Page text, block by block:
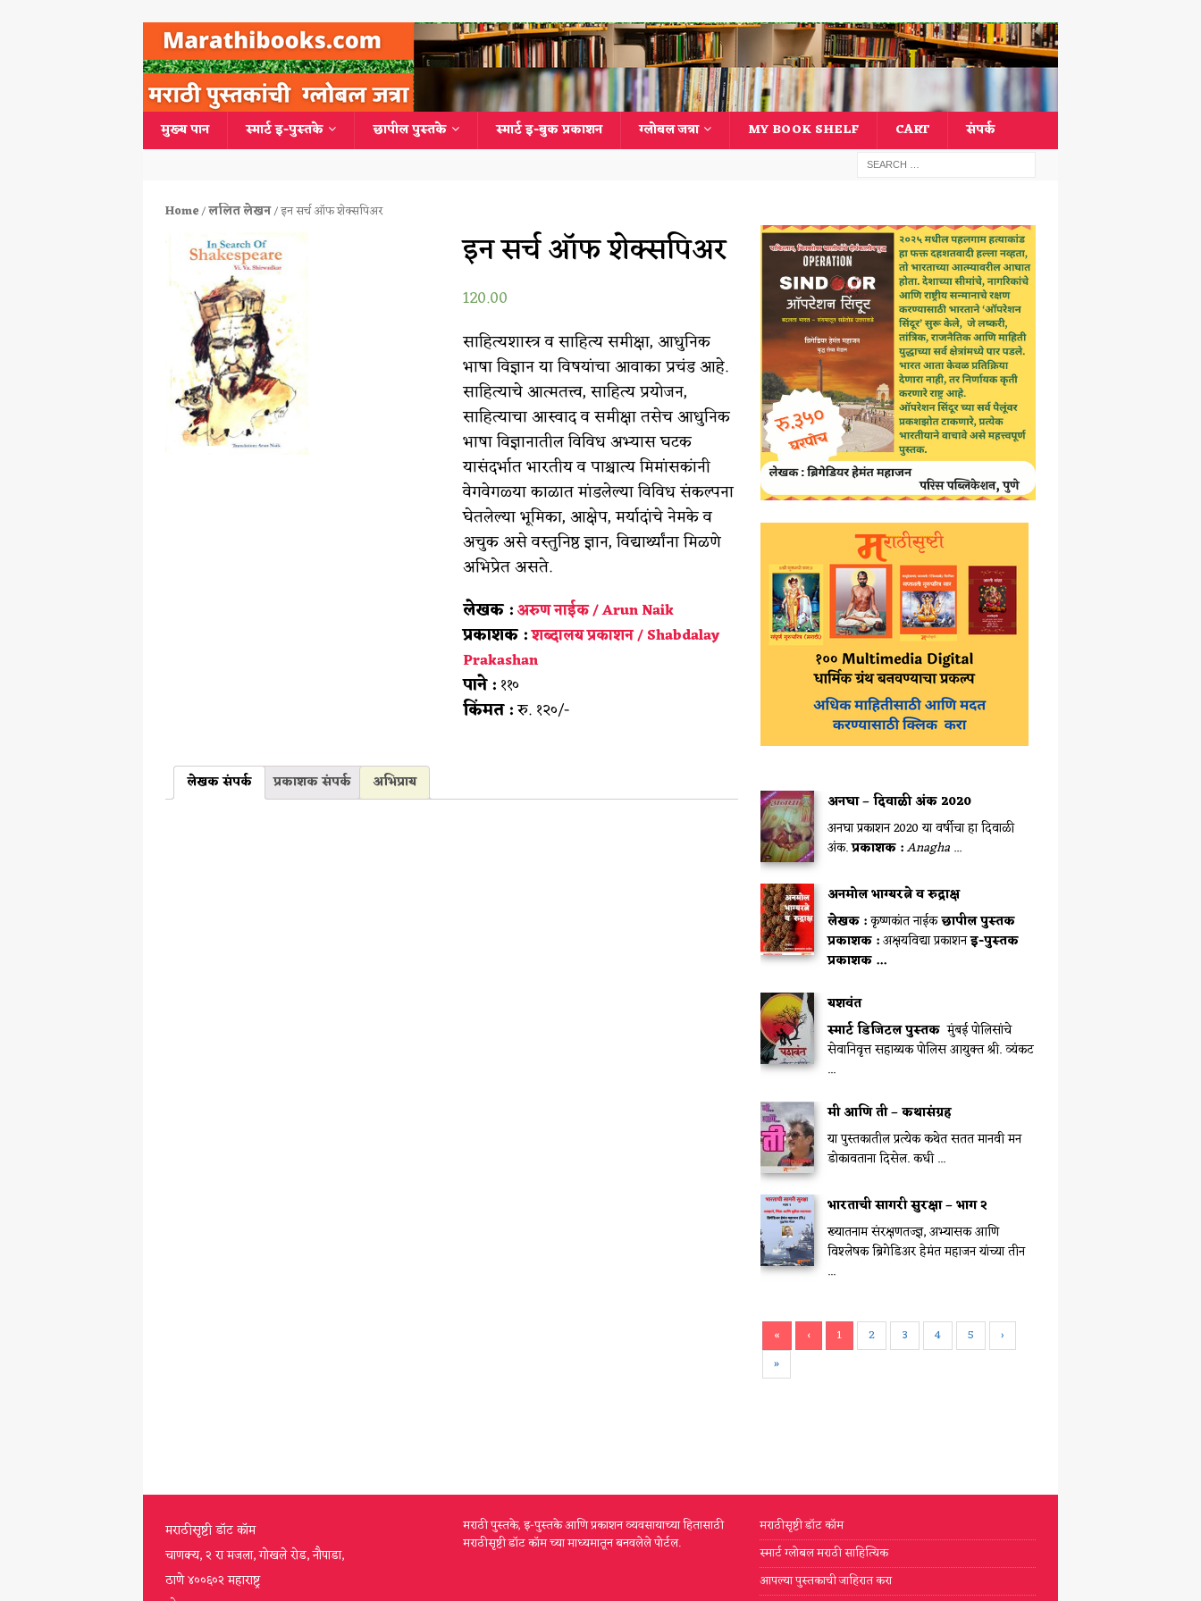
मुख्य पान स्मार्ट इ-पुस्तके छापील पुस्तके स्मार्ट इ-बुक प्रकाशन ग्लोबल जत्रा MY BOOK SHELF CART संपर्क
Home/ललित लेखन/ इन सर्च ऑफ शेक्सपिअर
इन सर्च ऑफ शेक्सपिअर
120.00
साहित्यशास्त्र व साहित्य समीक्षा, आधुनिक
भाषा विज्ञान या विषयांचा आवाका प्रचंड आहे.
साहित्याचे आत्मतत्त्व, साहित्य प्रयोजन,
साहित्याचा आस्वाद व समीक्षा तसेच आधुनिक
भाषा विज्ञानातील विविध अभ्यास घटक
यासंदर्भात भारतीय व पाश्चात्य मिमांसकांनी
वेगवेगळ्या काळात मांडलेल्या विविध संकल्पना
घेतलेल्या भूमिका, आक्षेप, मर्यादांचे नेमके व
अचुक असे वस्तुनिष्ठ ज्ञान, विद्यार्थ्यांना मिळणे
अभिप्रेत असते.
लेखक :अरुण नाईक / Arun Naik
प्रकाशक :शब्दालय प्रकाशन / Shabdalay
Prakashan
पाने :११०
किंमत :रु. १२०/-
लेखक संपर्क प्रकाशक संपर्क
अभिप्राय
अनघा – दिवाळी अंक 2020
अनघा प्रकाशन 2020 या वर्षीचा हा दिवाळी
अंक.प्रकाशक :Anagha ...
अनमोल भाग्यरत्ने व रुद्राक्ष
लेखक :कृष्णकांत नाईकछापील पुस्तक
प्रकाशक :अक्षयविद्या प्रकाशनइ-पुस्तक
प्रकाशक ...
यशवंत
स्मार्ट डिजिटल पुस्तक मुंबई पोलिसांचे
सेवानिवृत्त सहाय्यक पोलिस आयुक्त श्री. व्यंकट
...
मी आणि ती – कथासंग्रह
या पुस्तकातील प्रत्येक कथेत सतत मानवी मन
डोकावताना दिसेल. कधी ...
भारताची सागरी सुरक्षा – भाग २
ख्यातनाम संरक्षणतज्ज्ञ, अभ्यासक आणि
विश्लेषक ब्रिगेडिअर हेमंत महाजन यांच्या तीन
...
« ‹ 1 2 3 4 5
›
»
मराठीसृष्टी डॉट कॉम
चाणक्य, २ रा मजला, गोखले रोड, नौपाडा,
ठाणे ४००६०२ महाराष्ट्र
मराठी पुस्तके, इ-पुस्तके आणि प्रकाशन व्यवसायाच्या हितासाठी
मराठीसृष्टी डॉट कॉम च्या माध्यमातून बनवलेले पोर्टल.
मराठीसृष्टी डॉट कॉम
स्मार्ट ग्लोबल मराठी साहित्यिक
आपल्या पुस्तकाची जाहिरात करा